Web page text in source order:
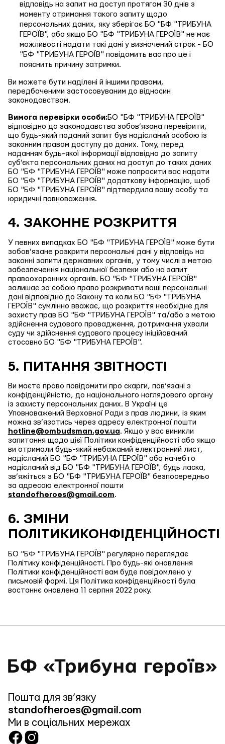
відповідь на запит на доступ протягом 30 днів з
моменту отримання такого запиту щодо
персональних даних, яку зберігає БО "БФ "ТРИБУНА
ГЕРОЇВ", або якщо БО "БФ "ТРИБУНА ГЕРОЇВ" не має
можливості надати такі дані у визначений строк - БО
"БФ "ТРИБУНА ГЕРОЇВ" повідомить вас про це і
пояснить причину затримки.
Ви можете бути наділені й іншими правами,
передбаченими застосовуваним до відносин
законодавством.
Вимога перевірки особи:БО "БФ "ТРИБУНА ГЕРОЇВ"
відповідно до законодавства зобов’язана перевірити,
що будь-який поданий запит був надісланий особою із
законним правом доступу до даних. Тому, перед
наданням будь-якої інформації відповідно до запиту
суб’єкта персональних даних на доступ до таких даних
БО "БФ "ТРИБУНА ГЕРОЇВ" може попросити вас надати
БО "БФ "ТРИБУНА ГЕРОЇВ" додаткову інформацію, щоб
БО "БФ "ТРИБУНА ГЕРОЇВ" підтвердила вашу особу та
юридичні повноваження.
4. ЗАКОННЕ РОЗКРИТТЯ
У певних випадках БО "БФ "ТРИБУНА ГЕРОЇВ" може бути
зобов’язане розкрити персональні дані у відповідь на
законні запити державних органів, у тому числі з метою
забезпечення національної безпеки або на запит
правоохоронних органів. БО "БФ "ТРИБУНА ГЕРОЇВ"
залишає за собою право розкривати ваші персональні
дані відповідно до Закону та коли БО "БФ "ТРИБУНА
ГЕРОЇВ" сумлінно вважає, що розкриття необхідне для
захисту прав БО "БФ "ТРИБУНА ГЕРОЇВ" та/або з метою
здійснення судового провадження, дотримання ухвали
суду чи здійснення судового процесу ініційований
стосовно БО "БФ "ТРИБУНА ГЕРОЇВ".
5. ПИТАННЯ ЗВІТНОСТІ
Ви маєте право повідомити про скарги, пов’язані з
конфіденційністю, до національного наглядового органу
із захисту персональних даних. В Україні це
Уповноважений Верховної Ради з прав людини, із яким
можна зв’язатись через адресу електронної пошти
hotline@ombudsman.gov.ua. Якщо у вас виникли
запитання щодо цієї Політики конфіденційності або якщо
ви отримали будь-який небажаний електронний лист,
надісланий БО "БФ "ТРИБУНА ГЕРОЇВ" або начебто
надісланий від БО "БФ "ТРИБУНА ГЕРОЇВ", будь ласка,
зв’яжіться з БО "БФ "ТРИБУНА ГЕРОЇВ" безпосередньо
за адресою електронної пошти
standofheroes@gmail.com.
6. ЗМІНИ
ПОЛІТИКИКОНФІДЕНЦІЙНОСТІ
БО "БФ "ТРИБУНА ГЕРОЇВ" регулярно переглядає
Політику конфіденційності. Про будь-які оновлення
Політики конфіденційності вам буде повідомлено у
письмовій формі. Ця Політика конфіденційності була
востаннє оновлена 11 серпня 2022 року.
Пошта для зв’язку
standofheroes@gmail.com
Ми в соціальних мережах